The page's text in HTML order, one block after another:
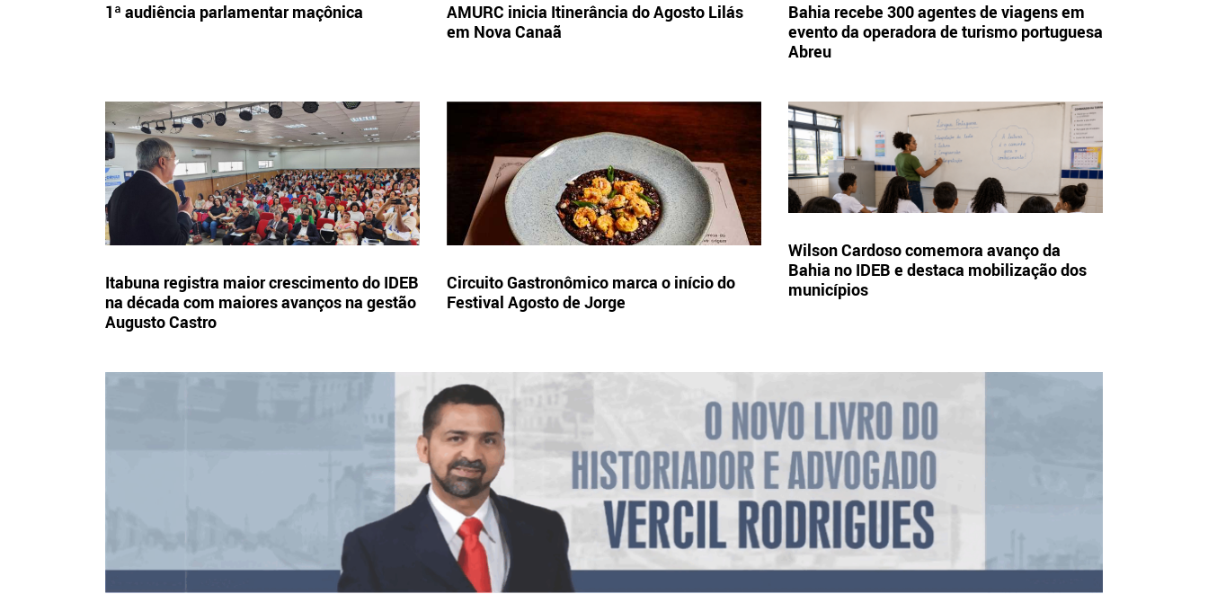
1ª audiência parlamentar maçônica
AMURC inicia Itinerância do Agosto Lilás
em Nova Canaã
Bahia recebe 300 agentes de viagens em
evento da operadora de turismo portuguesa
Abreu
Itabuna registra maior crescimento do IDEB
na década com maiores avanços na gestão
Augusto Castro
Circuito Gastronômico marca o início do
Festival Agosto de Jorge
Wilson Cardoso comemora avanço da
Bahia no IDEB e destaca mobilização dos
municípios